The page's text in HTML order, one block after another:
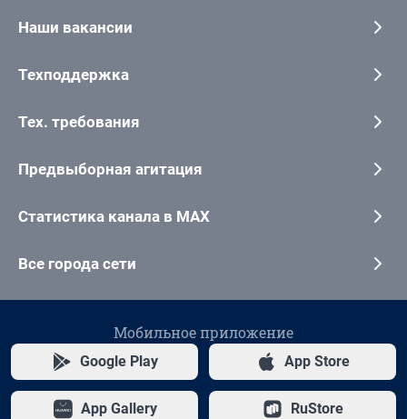
Наши вакансии
Техподдержка
Тех. требования
Предвыборная агитация
Статистика канала в MAX
Все города сети
Мобильное приложение
Google Play App Store
App Gallery RuStore